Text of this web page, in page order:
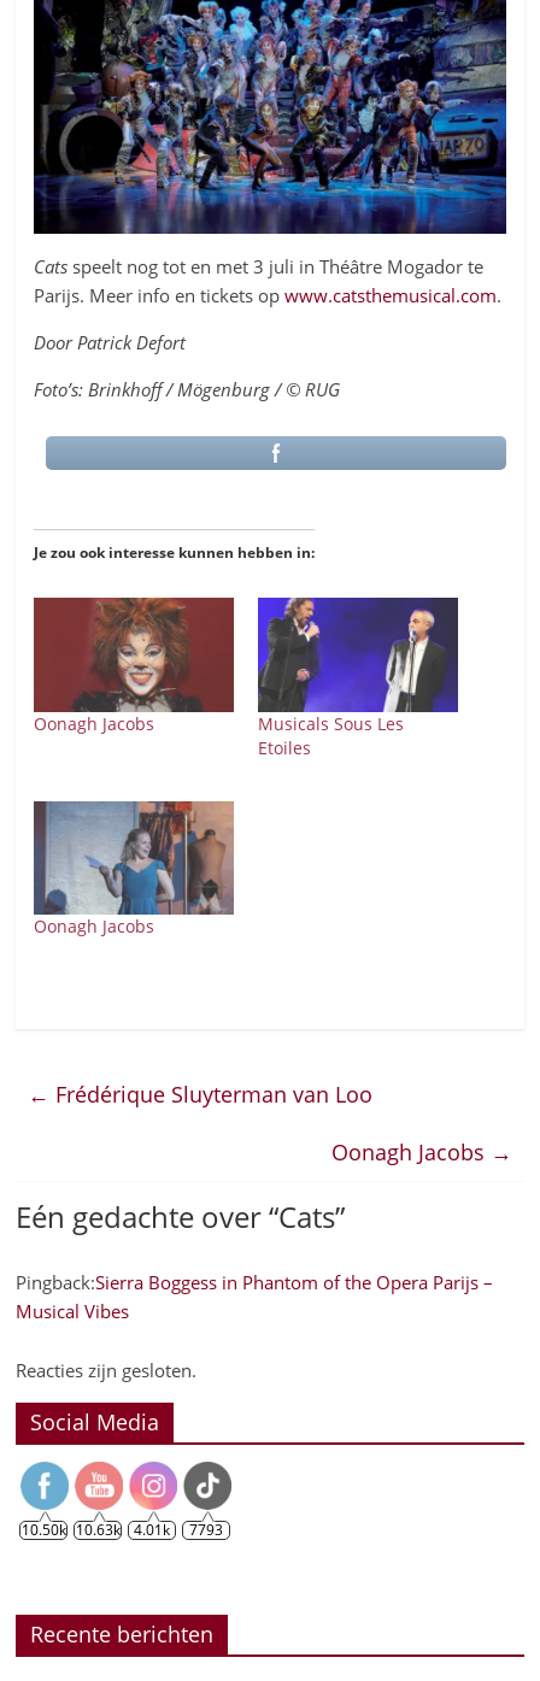
Cats speelt nog tot en met 3 juli in Théâtre Mogador te
Parijs. Meer info en tickets opwww.catsthemusical.com.
Door Patrick Defort
Foto’s: Brinkhoff / Mögenburg / © RUG
Je zou ook interesse kunnen hebben in:
Oonagh Jacobs
Musicals Sous Les
Etoiles
Oonagh Jacobs
← Frédérique Sluyterman van Loo
Oonagh Jacobs →
Eén gedachte over “Cats”
Pingback:Sierra Boggess in Phantom of the Opera Parijs –
Musical Vibes
Reacties zijn gesloten.
Social Media
10.50k 10.63k 4.01k 7793
Recente berichten